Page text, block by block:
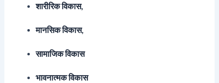
शारीरिक विकास,
मानसिक विकास,
सामाजिक विकास
भावनात्मक विकास